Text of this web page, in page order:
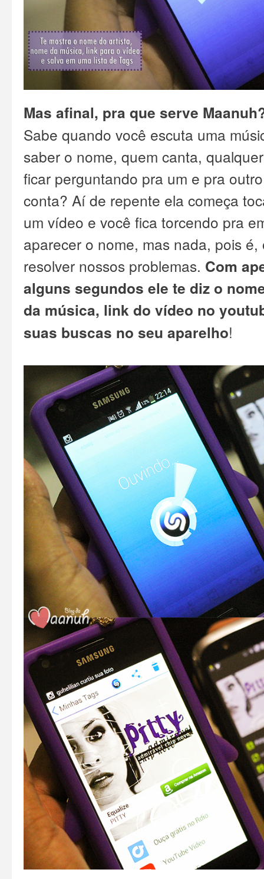
Mas afinal, pra que serve
Sabe quando você escuta uma
saber o nome, quem canta,
ficar perguntando pra um e pra
conta? Aí de repente ela começa
um vídeo e você fica torcendo pra
aparecer o nome, mas nada, pois
resolver nossos problemas. Com
alguns segundos ele te diz o
da música, link do vídeo no
suas buscas no seu aparelho!